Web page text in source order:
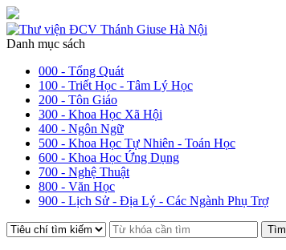
Danh mục sách
000 - Tổng Quát
100 - Triết Học - Tâm Lý Học
200 - Tôn Giáo
300 - Khoa Học Xã Hội
400 - Ngôn Ngữ
500 - Khoa Học Tự Nhiên - Toán Học
600 - Khoa Học Ứng Dụng
700 - Nghệ Thuật
800 - Văn Học
900 - Lịch Sử - Địa Lý - Các Ngành Phụ Trợ
Tìm